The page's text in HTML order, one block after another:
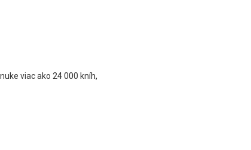
viac ako 24 000 kníh,